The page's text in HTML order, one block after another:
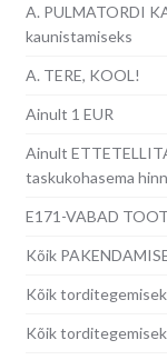
A. PULMATORDI
kaunistamiseks
A. TERE, KOOL!
Ainult 1 EUR
Ainult
taskukohasema
E171-VABAD
Kõik
Kõik
Kõik